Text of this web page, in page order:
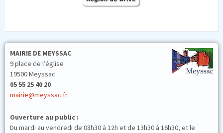
MAIRIE DE MEYSSAC
9 place de l’église
19500 Meyssac
05 55 25 40 20
mairie@meyssac.fr
Ouverture au public :
Du mardi au vendredi de 08h30 à 12h et de 13h30 à 16h30, et le